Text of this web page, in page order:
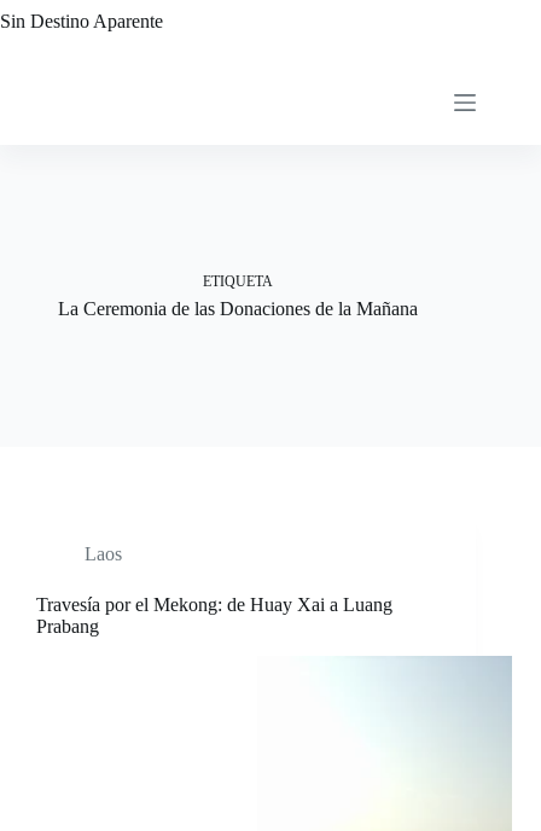
al
Sin Destino Aparente
ETIQUETA
La Ceremonia de las Donaciones de la Mañana
Laos
Travesía por el Mekong: de Huay Xai a Luang
Prabang